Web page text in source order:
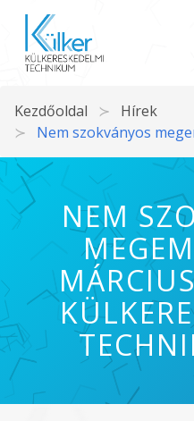
Kezdőoldal
Hírek
Nem szokványos
NEM